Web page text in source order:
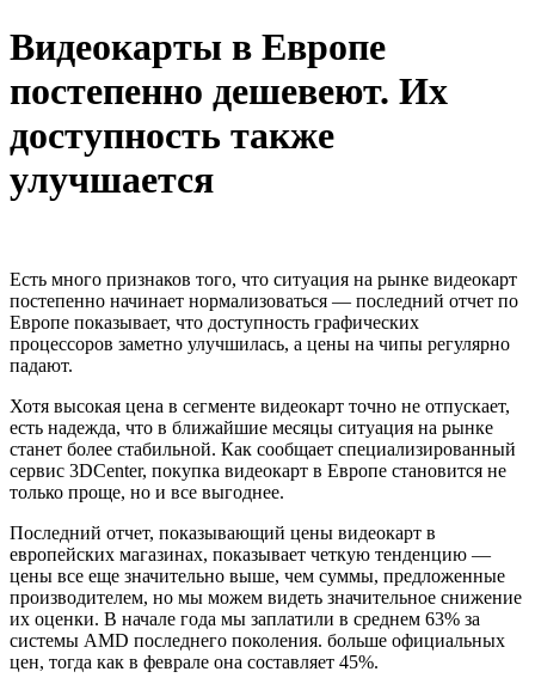
Видеокарты в Европе
постепенно дешевеют. Их
доступность также
улучшается
Есть много признаков того, что ситуация на рынке видеокарт
постепенно начинает нормализоваться — последний отчет по
Европе показывает, что доступность графических
процессоров заметно улучшилась, а цены на чипы регулярно
падают.
Хотя высокая цена в сегменте видеокарт точно не отпускает,
есть надежда, что в ближайшие месяцы ситуация на рынке
станет более стабильной. Как сообщает специализированный
сервис 3DCenter, покупка видеокарт в Европе становится не
только проще, но и все выгоднее.
Последний отчет, показывающий цены видеокарт в
европейских магазинах, показывает четкую тенденцию —
цены все еще значительно выше, чем суммы, предложенные
производителем, но мы можем видеть значительное снижение
их оценки. В начале года мы заплатили в среднем 63% за
системы AMD последнего поколения. больше официальных
цен, тогда как в феврале она составляет 45%.